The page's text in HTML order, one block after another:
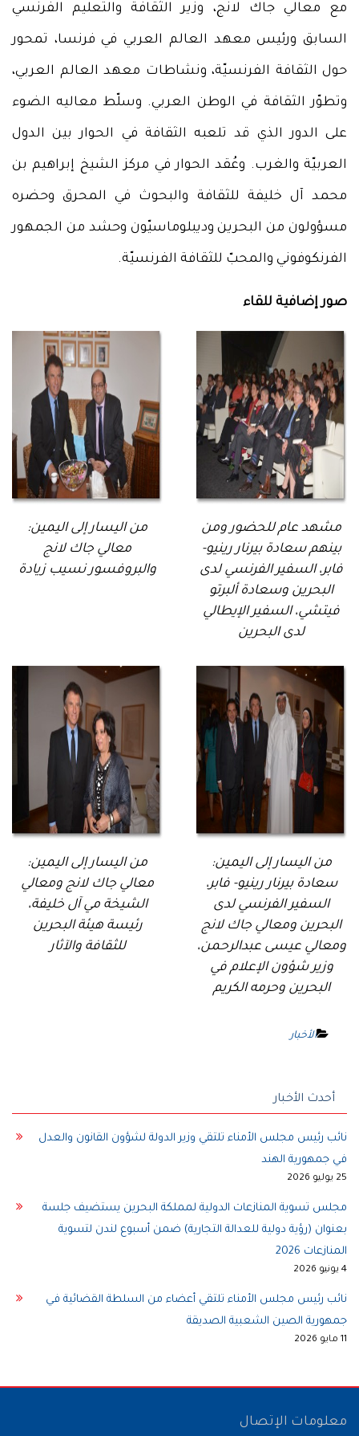
مع معالي جاك لانج، وزير الثقافة والتعليم الفرنسي
السابق ورئيس معهد العالم العربي في فرنسا، تمحور
حول الثقافة الفرنسيّة، ونشاطات معهد العالم العربي،
وتطوّر الثقافة في الوطن العربي. وسلّط معاليه الضوء
على الدور الذي قد تلعبه الثقافة في الحوار بين الدول
العربيّة والغرب. وعُقد الحوار في مركز الشيخ إبراهيم بن
محمد آل خليفة للثقافة والبحوث في المحرق وحضره
مسؤولون من البحرين وديبلوماسيّون وحشد من الجمهور
الفرنكوفوني والمحبّ للثقافة الفرنسيّة.
صور إضافية للقاء
من اليسار إلى اليمين:
معالي جاك لانج
والبروفسور نسيب زيادة
مشهد عام للحضور ومن
بينهم سعادة بيرنار رينيو-
فابر، السفير الفرنسي لدى
البحرين وسعادة ألبرتو
فيتشي، السفير الإيطالي
لدى البحرين
من اليسار إلى اليمين:
معالي جاك لانج ومعالي
الشيخة مي آل خليفة،
رئيسة هيئة البحرين
للثقافة والآثار
من اليسار إلى اليمين:
سعادة بيرنار رينيو- فابر،
السفير الفرنسي لدى
البحرين ومعالي جاك لانج
ومعالي عيسى عبدالرحمن،
وزير شؤون الإعلام في
البحرين وحرمه الكريم
الأخبار
أحدث الأخبار
نائب رئيس مجلس الأمناء تلتقي وزير الدولة لشؤون القانون والعدل
في جمهورية الهند
25 يوليو 2026
مجلس تسوية المنازعات الدولية لمملكة البحرين يستضيف جلسة
بعنوان (رؤية دولية للعدالة التجارية) ضمن أسبوع لندن لتسوية
المنازعات 2026
4 يونيو 2026
نائب رئيس مجلس الأمناء تلتقي أعضاء من السلطة القضائية في
جمهورية الصين الشعبية الصديقة
11 مايو 2026
معلومات الإتصال